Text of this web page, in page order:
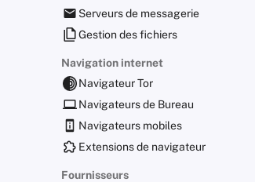
Serveurs de messagerie
Gestion des fichiers
Navigation internet
Navigateur Tor
Navigateurs de Bureau
Navigateurs mobiles
Extensions de navigateur
Fournisseurs